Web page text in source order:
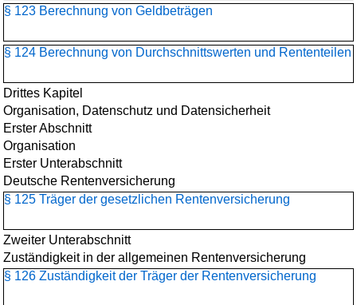
§ 123 Berechnung von Geldbeträgen
§ 124 Berechnung von Durchschnittswerten und Rententeilen
Drittes Kapitel
Organisation, Datenschutz und Datensicherheit
Erster Abschnitt
Organisation
Erster Unterabschnitt
Deutsche Rentenversicherung
§ 125 Träger der gesetzlichen Rentenversicherung
Zweiter Unterabschnitt
Zuständigkeit in der allgemeinen Rentenversicherung
§ 126 Zuständigkeit der Träger der Rentenversicherung